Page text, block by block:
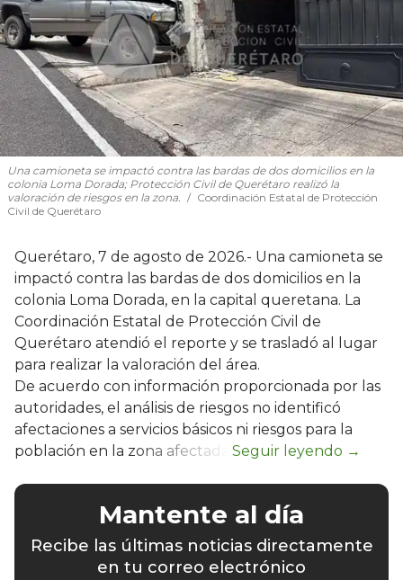
Una camioneta se impactó contra las bardas de dos domicilios en la
colonia Loma Dorada; Protección Civil de Querétaro realizó la
valoración de riesgos en la zona.
Coordinación Estatal de Protección
Civil de Querétaro
Querétaro, 7 de agosto de 2026.- Una camioneta se
impactó contra las bardas de dos domicilios en la
colonia Loma Dorada, en la capital queretana. La
Coordinación Estatal de Protección Civil de
Querétaro atendió el reporte y se trasladó al lugar
para realizar la valoración del área.
De acuerdo con información proporcionada por las
autoridades, el análisis de riesgos no identificó
afectaciones a servicios básicos ni riesgos para la
población en la zona afectada.
Mantente al día
Recibe las últimas noticias directamente
en tu correo electrónico